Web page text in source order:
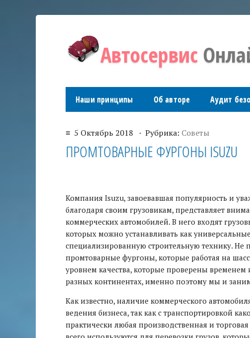
Автосервис
Наши принципы Об авторе Аудит
≡ 5 Октябрь 2018 · Рубрика: Советы
ПРОМТОВАРНЫЕ ФУРГОНЫ ISUZU
Компания Isuzu, завоевавшая популярность и
благодаря своим грузовикам, представляет
коммерческих автомобилей. В него входят
которых можно устанавливать как
специализированную строительную технику. Не
промтоварные фургоны, которые работая на
уровнем качества, которые проверены
разных континентах, именно поэтому мы и
Как известно, наличие коммерческого
ведения бизнеса, так как с транспортировкой
практически любая производственная и